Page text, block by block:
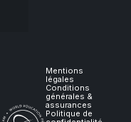
Mentions
légales
Conditions
générales &
assurances
Politique de
will